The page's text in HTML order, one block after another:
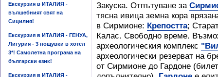
Екскурзия в ИТАЛИЯ -
вълшебният свят на
Сицилия!
Екскурзия в ИТАЛИЯ - ГЕНУА,
Лигурия - 3 нощувки в хотел
3*! Самолетна програма на
български език!
Екскурзия в ИТАЛИЯ -
Закуска. Отпътуване за
тясна ивица земна кора
в Сирмионе: Крепостта;
Калас. Свободно време.
археологическия комплекс
археологически резерват на
от Сирмионе до Гардоне